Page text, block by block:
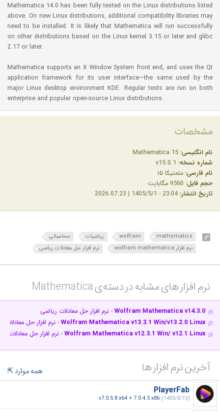
Mathematica 14.0 has been fully tested on the Linux distributions listed
above. On new Linux distributions, additional compatibility libraries may
need to be installed. It is likely that Mathematica will run successfully
on other distributions based on the Linux kernel 3.15 or later and glibc
2.17 or later.
Mathematica supports an X Window System front end, and uses the Qt
application framework for its user interface—the same used by the
major Linux desktop environment KDE. Regular tests are run on both
enterprise and popular open-source Linux distributions.
مشخصات
نام انگلیسی:
شماره نسخه:
نام فارسی: متمتیکا ۱۵
حجم فایل:
تاریخ انتشار: 23:04 - 1405/5/1 | 2026.07.23
mathematics
wolfram ریاضیات
محاسباتی
نرم افزار wolfram mathematica
نرم افزار حل معادلات ریاضی
نرم افزار های مشابه در دسته‌ی‌ Mathematica‎
Wolfram Mathematica v14.3.0- نرم افزار حل معادلات ریاضی
Wolfram Mathematica v13.3.1 Win/v13.2.0 Linux- نرم افزار حل معادلات
Wolfram Mathematica v12.3.1 Win/ v12.1 Linux- نرم افزار حل معادلات
آخرین نرم افزار ها
همه موارد
PlayerFab
v7.0.5.8 x64 + 7.0.4.5 x86 (1405/5/15)